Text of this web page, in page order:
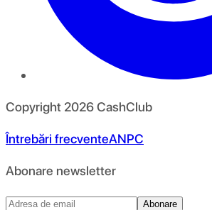
Copyright 2026CashClub
Întrebări frecventeANPC
Abonare newsletter
Abonare